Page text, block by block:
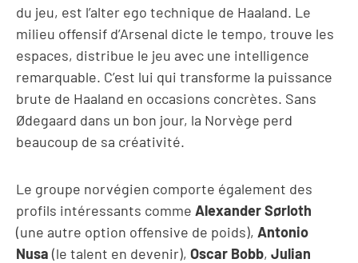
du jeu, est l’alter ego technique de Haaland. Le
milieu offensif d’Arsenal dicte le tempo, trouve les
espaces, distribue le jeu avec une intelligence
remarquable. C’est lui qui transforme la puissance
brute de Haaland en occasions concrètes. Sans
Ødegaard dans un bon jour, la Norvège perd
beaucoup de sa créativité.
Le groupe norvégien comporte également des
profils intéressants comme Alexander Sørloth
(une autre option offensive de poids), Antonio
Nusa (le talent en devenir), Oscar Bobb, Julian